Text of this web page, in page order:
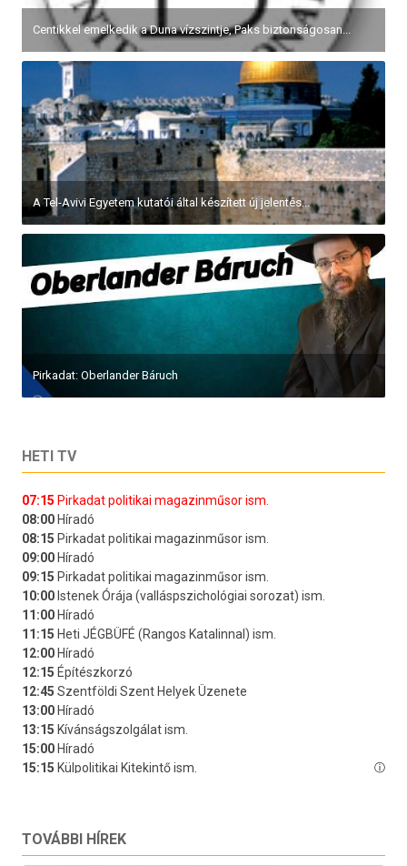
Centikkel emelkedik a Duna vízszintje, Paks biztonságosan...
A Tel-Avivi Egyetem kutatói által készített új jelentés...
Pirkadat: Oberlander Báruch
HETI TV
TOVÁBBI HÍREK